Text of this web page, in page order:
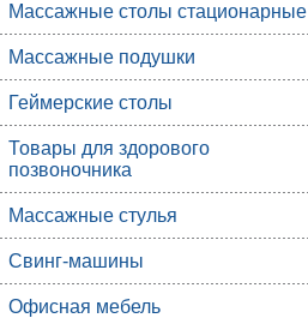
Массажные столы стационарные
Массажные подушки
Геймерские столы
Товары для здорового
позвоночника
Массажные стулья
Свинг-машины
Офисная мебель